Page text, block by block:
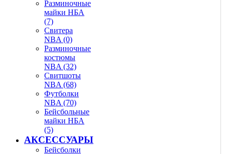
Разминочные
майки НБА
(7)
Свитера
NBA (0)
Разминочные
костюмы
NBA (32)
Свитшоты
NBA (68)
Футболки
NBA (70)
Бейсбольные
майки НБА
(5)
АКСЕССУАРЫ
Бейсболки